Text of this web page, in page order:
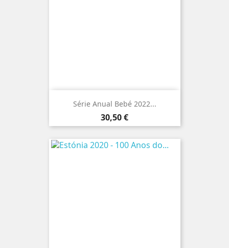
Série Anual Bebé 2022...
Preço
30,50 €